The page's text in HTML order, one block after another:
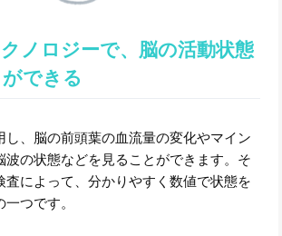
ノロジーで、脳の活動状態
できる
し、脳の前頭葉の血流量の変化やマイン
波の状態などを見ることができます。そ
査によって、分かりやすく数値で状態を
つです。